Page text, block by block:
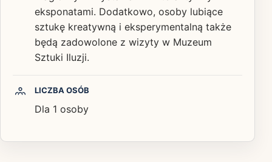
eksponatami. Dodatkowo, osoby lubiące
sztukę kreatywną i eksperymentalną także
będą zadowolone z wizyty w Muzeum
Sztuki Iluzji.
LICZBA OSÓB
Dla 1 osoby